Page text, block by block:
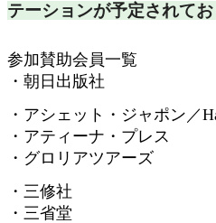
テーションが予定されてお
参加賛助会員一覧
・朝日出版社
・アシェット・ジャポン／
・アティーナ・プレス
・グロリアツアーズ
・三修社
・三省堂